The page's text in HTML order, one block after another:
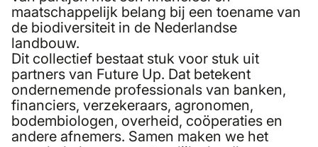
maatschappelijk belang bij een toename van
de biodiversiteit in de Nederlandse
landbouw.
Dit collectief bestaat stuk voor stuk uit
partners van Future Up. Dat betekent
ondernemende professionals van banken,
financiers, verzekeraars, agronomen,
bodembiologen, overheid, coöperaties en
andere afnemers. Samen maken we het